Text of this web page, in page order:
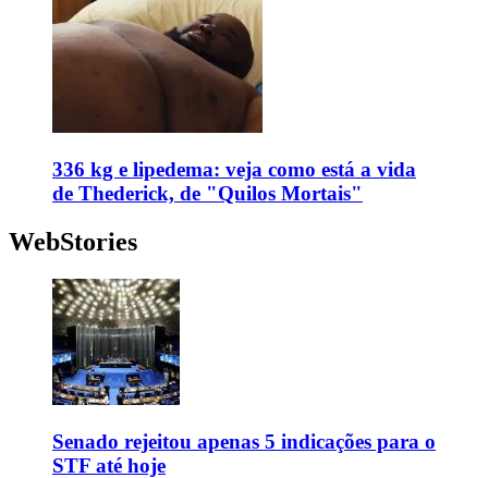
336 kg e lipedema: veja como está a vida
de Thederick, de "Quilos Mortais"
WebStories
Senado rejeitou apenas 5 indicações para o
STF até hoje